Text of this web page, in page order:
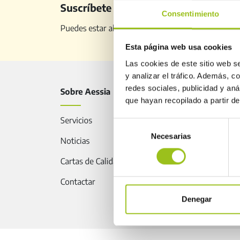
Consentimiento
Esta página web usa cookies
Las cookies de este sitio web
y analizar el tráfico. Además,
redes sociales, publicidad y
que hayan recopilado a partir
consentimiento
Necesarias
Denegar
Suscríbete a nuestro newsletter
Puedes estar al día de todo lo relacionado con
Sobre Aessia
Servicios
Noticias
Cartas de Calidad de AESSIA
Contactar